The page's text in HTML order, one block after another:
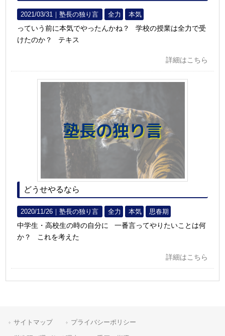
2021/03/31｜塾長の独り言 全力 本気
っていう前に本気でやったんかね？ 学校の授業は全力で受
けたのか？ テキス
詳細はこちら
どうせやるなら
2020/11/26｜塾長の独り言 全力 本気 思春期
中学生・高校生の時の自分に 一番言ってやりたいことは何
か？ これを考えた
詳細はこちら
サイトマップ プライバシーポリシー